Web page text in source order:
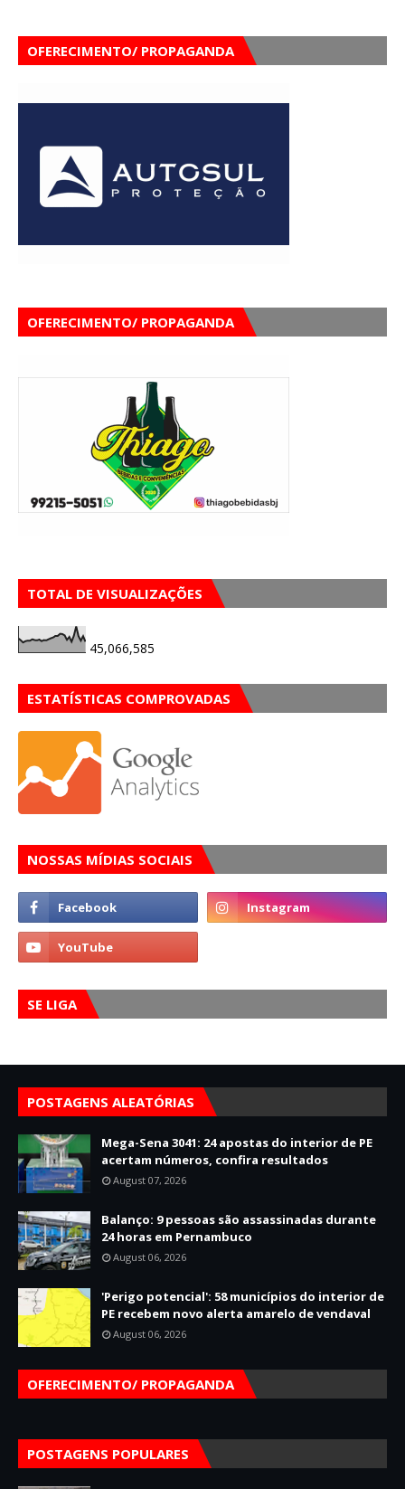
OFERECIMENTO/ PROPAGANDA
OFERECIMENTO/ PROPAGANDA
TOTAL DE VISUALIZAÇÕES
45,066,585
ESTATÍSTICAS COMPROVADAS
NOSSAS MÍDIAS SOCIAIS
SE LIGA
POSTAGENS ALEATÓRIAS
Mega-Sena 3041: 24 apostas do interior de PE
acertam números, confira resultados
August 07, 2026
Balanço: 9 pessoas são assassinadas durante
24 horas em Pernambuco
August 06, 2026
'Perigo potencial': 58 municípios do interior de
PE recebem novo alerta amarelo de vendaval
August 06, 2026
OFERECIMENTO/ PROPAGANDA
POSTAGENS POPULARES